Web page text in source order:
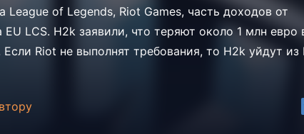
of Legends, Riot Games, часть доходов от
LCS. H2k заявили, что теряют около 1 млн евро
Riot не выполнят требования, то H2k уйдут из